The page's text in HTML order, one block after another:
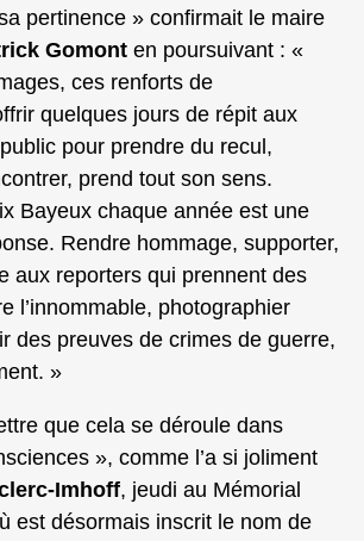
pertinence » confirmait le maire
Gomont en poursuivant : «
ces renforts de
quelques jours de répit aux
pour prendre du recul,
prend tout son sens.
Bayeux chaque année est une
Rendre hommage, supporter,
aux reporters qui prennent des
l’innommable, photographier
des preuves de crimes de guerre,
»
que cela se déroule dans
», comme l’a si joliment
Imhoff, jeudi au Mémorial
est désormais inscrit le nom de